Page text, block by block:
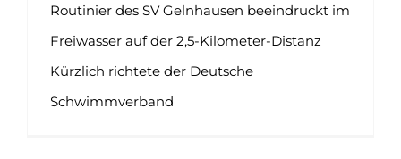
Routinier des SV Gelnhausen beeindruckt im
Freiwasser auf der 2,5-Kilometer-Distanz
Kürzlich richtete der Deutsche
Schwimmverband